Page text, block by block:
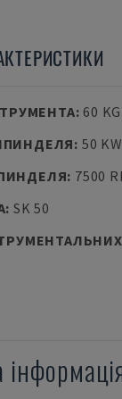
: 60 KG
: 50 KW
: 7500
: SK 50